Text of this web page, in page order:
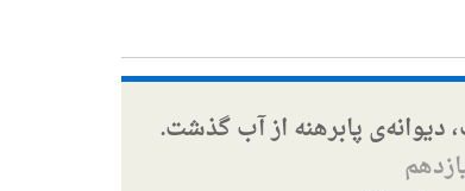
پابرهنه از آب گذشت.